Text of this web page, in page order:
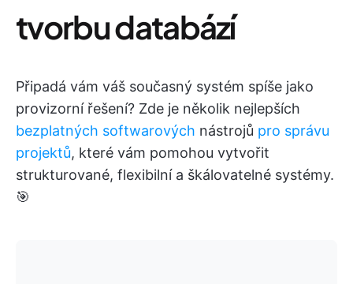
tvorbu databází
Připadá vám váš současný systém spíše jako
provizorní řešení? Zde je několik nejlepších
bezplatných softwarových nástrojů pro správu
projektů, které vám pomohou vytvořit
strukturované, flexibilní a škálovatelné systémy.
🎯